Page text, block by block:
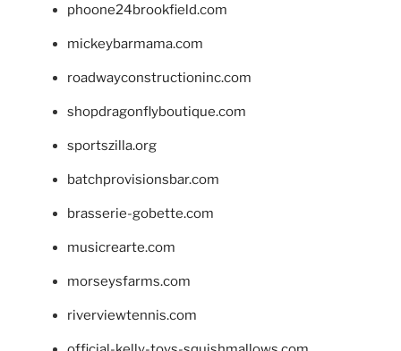
phoone24brookfield.com
mickeybarmama.com
roadwayconstructioninc.com
shopdragonflyboutique.com
sportszilla.org
batchprovisionsbar.com
brasserie-gobette.com
musicrearte.com
morseysfarms.com
riverviewtennis.com